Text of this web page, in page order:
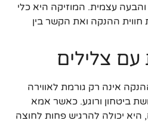
והבעה עצמית. המוזיקה היא כלי
ההנקה ואת הקשר בין
צלילים
אינה רק גורמת לאווירה
ביטחון ורוגע. כאשר אמא
היא יכולה להרגיש פחות לחוצה